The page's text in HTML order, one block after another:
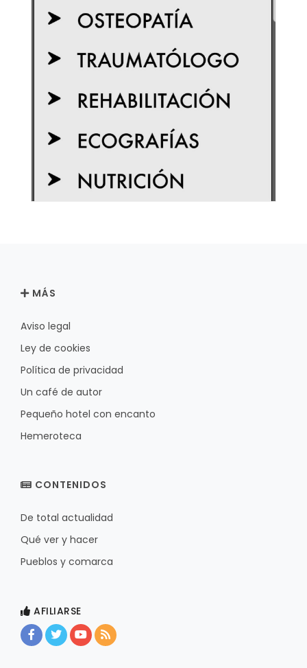
MÁS
Aviso legal
Ley de cookies
Política de privacidad
Un café de autor
Pequeño hotel con encanto
Hemeroteca
CONTENIDOS
De total actualidad
Qué ver y hacer
Pueblos y comarca
AFILIARSE